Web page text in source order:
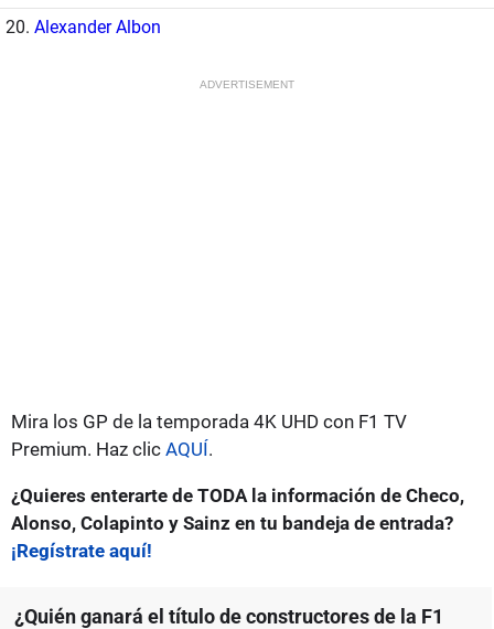
20. Alexander Albon
ADVERTISEMENT
Mira los GP de la temporada 4K UHD con F1 TV
Premium. Haz clic AQUÍ.
¿Quieres enterarte de TODA la información de Checo,
Alonso, Colapinto y Sainz en tu bandeja de entrada?
¡Regístrate aquí!
¿Quién ganará el título de constructores de la F1